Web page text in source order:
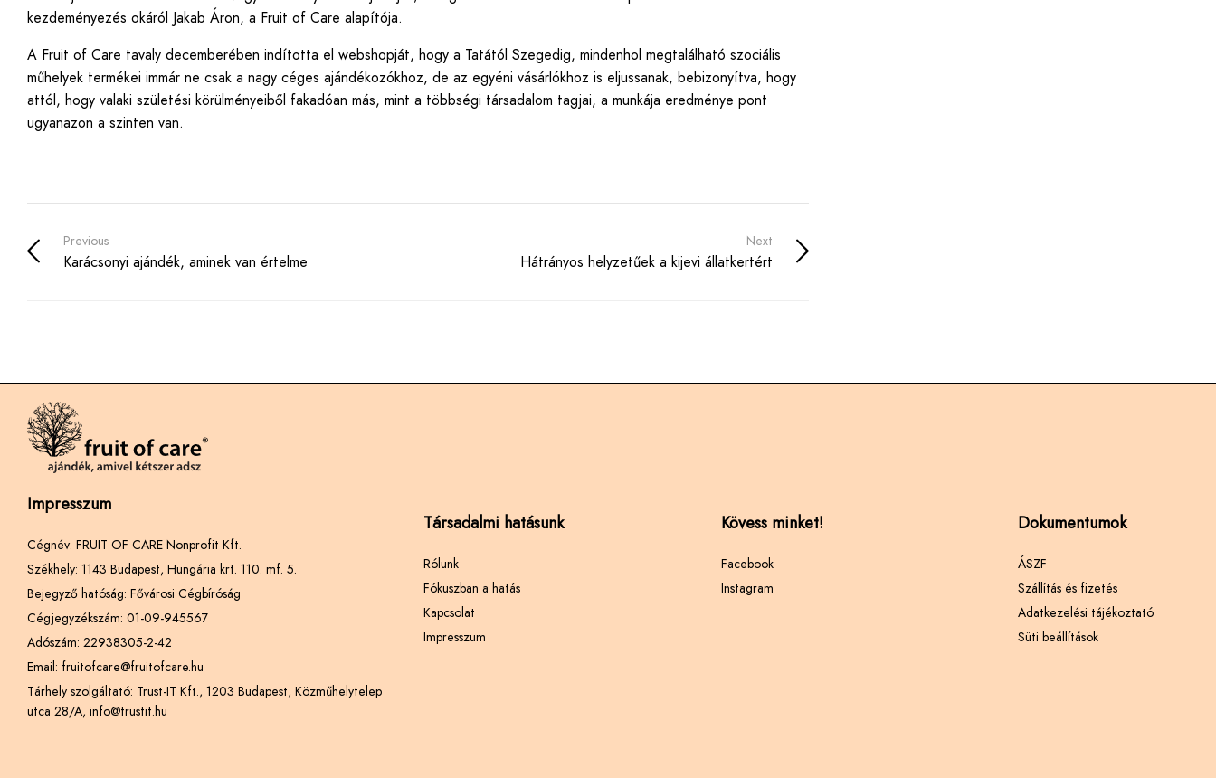
kezdeményezés okáról Jakab Áron, a Fruit of Care alapítója.
A Fruit of Care tavaly decemberében indította el webshopját, hogy a Tatától Szegedig, mindenhol megtalálható szociális
műhelyek termékei immár ne csak a nagy céges ajándékozókhoz, de az egyéni vásárlókhoz is eljussanak, bebizonyítva, hogy
attól, hogy valaki születési körülményeiből fakadóan más, mint a többségi társadalom tagjai, a munkája eredménye pont
ugyanazon a szinten van.
Previous
Karácsonyi ajándék, aminek van értelme
Next
Hátrányos helyzetűek a kijevi állatkertért
Impresszum
Cégnév: FRUIT OF CARE Nonprofit Kft.
Székhely: 1143 Budapest, Hungária krt. 110. mf. 5.
Bejegyző hatóság: Fővárosi Cégbíróság
Cégjegyzékszám: 01-09-945567
Adószám: 22938305-2-42
Email: fruitofcare@fruitofcare.hu
Tárhely szolgáltató: Trust-IT Kft., 1203 Budapest, Közműhelytelep
utca 28/A, info@trustit.hu
Társadalmi hatásunk
Rólunk
Fókuszban a hatás
Kapcsolat
Impresszum
Kövess minket!
Facebook
Instagram
Dokumentumok
ÁSZF
Szállítás és fizetés
Adatkezelési tájékoztató
Süti beállítások